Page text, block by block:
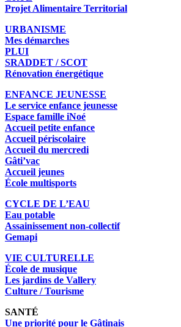
Projet Alimentaire Territorial
URBANISME
Mes démarches
PLUI
SRADDET / SCOT
Rénovation énergétique
ENFANCE JEUNESSE
Le service enfance jeunesse
Espace famille iNoé
Accueil petite enfance
Accueil périscolaire
Accueil du mercredi
Gâti’vac
Accueil jeunes
École multisports
CYCLE DE L’EAU
Eau potable
Assainissement non-collectif
Gemapi
VIE CULTURELLE
École de musique
Les jardins de Vallery
Culture / Tourisme
SANTÉ
Une priorité pour le Gâtinais